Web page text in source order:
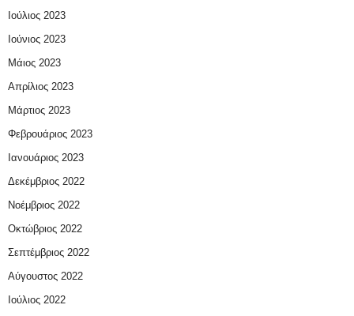
Ιούλιος 2023
Ιούνιος 2023
Μάιος 2023
Απρίλιος 2023
Μάρτιος 2023
Φεβρουάριος 2023
Ιανουάριος 2023
Δεκέμβριος 2022
Νοέμβριος 2022
Οκτώβριος 2022
Σεπτέμβριος 2022
Αύγουστος 2022
Ιούλιος 2022